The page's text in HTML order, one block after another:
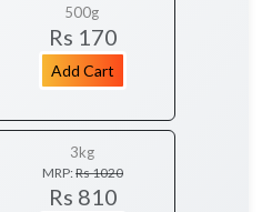
500g
Rs 170
Add Cart
3kg
MRP:Rs 1020
Rs 810